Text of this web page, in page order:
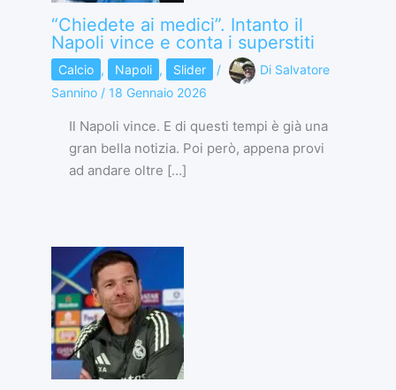
“Chiedete ai medici”. Intanto il
Napoli vince e conta i superstiti
Calcio , Napoli , Slider / Di Salvatore
Sannino / 18 Gennaio 2026
Il Napoli vince. E di questi tempi è già una
gran bella notizia. Poi però, appena provi
ad andare oltre […]